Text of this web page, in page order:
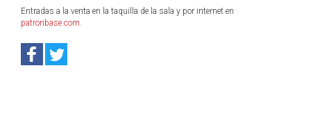
Entradas a la venta en la taquilla de la sala y por internet en
patronbase.com.